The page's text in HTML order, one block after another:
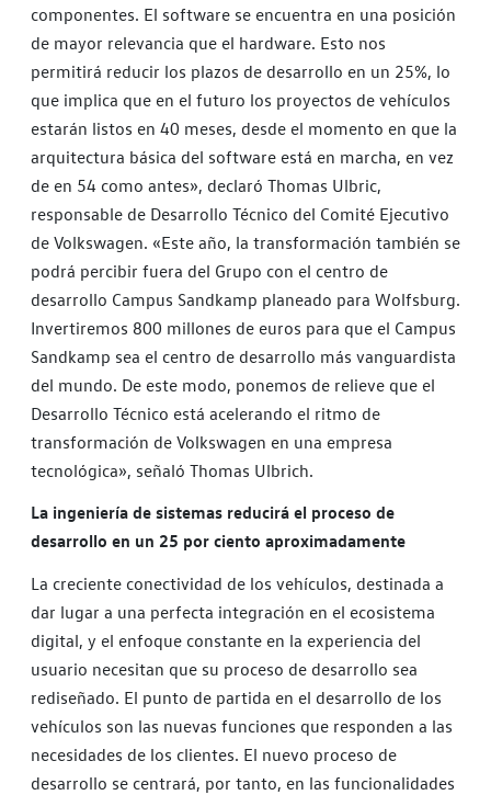
componentes. El software se encuentra en una posición
de mayor relevancia que el hardware. Esto nos
permitirá reducir los plazos de desarrollo en un 25%, lo
que implica que en el futuro los proyectos de vehículos
estarán listos en 40 meses, desde el momento en que la
arquitectura básica del software está en marcha, en vez
de en 54 como antes», declaró Thomas Ulbric,
responsable de Desarrollo Técnico del Comité Ejecutivo
de Volkswagen. «Este año, la transformación también se
podrá percibir fuera del Grupo con el centro de
desarrollo Campus Sandkamp planeado para Wolfsburg.
Invertiremos 800 millones de euros para que el Campus
Sandkamp sea el centro de desarrollo más vanguardista
del mundo. De este modo, ponemos de relieve que el
Desarrollo Técnico está acelerando el ritmo de
transformación de Volkswagen en una empresa
tecnológica», señaló Thomas Ulbrich.
La ingeniería de sistemas reducirá el proceso de
desarrollo en un 25 por ciento aproximadamente
La creciente conectividad de los vehículos, destinada a
dar lugar a una perfecta integración en el ecosistema
digital, y el enfoque constante en la experiencia del
usuario necesitan que su proceso de desarrollo sea
rediseñado. El punto de partida en el desarrollo de los
vehículos son las nuevas funciones que responden a las
necesidades de los clientes. El nuevo proceso de
desarrollo se centrará, por tanto, en las funcionalidades